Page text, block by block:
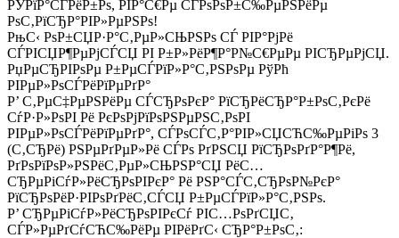
РЎРїР°СЃРёР±Рѕ, РІР°С€Рµ СЃРѕРѕР±С‰РµРЅРёРµ
РѕС‚РїСЂР°РІР»РµРЅРѕ!
РњС‹ РѕР±СЏР·Р°С‚РµР»СЊРЅРѕ СЃ РІР°РјРё
СЃРІСЏР¶РµРјСЃСЏ РІ Р±Р»РёР¶Р°Р№С€РµРµ РІСЂРµРјСЏ.
РџРµСЂРІРѕРµ Р±РµСЃРїР»Р°С‚РЅРѕРµ РўРћ
РІРµР»РѕСЃРёРїРµРґР°
Р’ С‚РµС‡РµРЅРёРµ СЃСЂРѕРєР° РїСЂРёСЂР°Р±РѕС‚РєРё
СѓР·Р»РѕРІ Рё РєРѕРјРїРѕРЅРµРЅС‚РѕРІ
РІРµР»РѕСЃРёРїРµРґР°, СЃРѕСЃС‚Р°РІР»СЏСЋС‰РµРіРѕ 3
(С‚СЂРё) РЅРµРґРµР»Рё СЃРѕ РґРЅСЏ РїСЂРѕРґР°Р¶Рё,
РґРѕРїРѕР»РЅРёС‚РµР»СЊРЅР°СЏ РёС…
СЂРµРіСѓР»РёСЂРѕРІРєР° Рё РЅР°СЃС‚СЂРѕР№РєР°
РїСЂРѕРёР·РІРѕРґРёС‚СЃСЏ Р±РµСЃРїР»Р°С‚РЅРѕ.
Р’ СЂРµРіСѓР»РёСЂРѕРІРєСѓ РІС…РѕРґСЏС‚
СЃР»РµРґСѓСЋС‰РёРµ РІРёРґС‹ СЂР°Р±РѕС‚: